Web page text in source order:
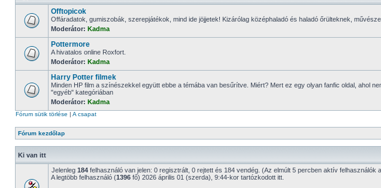
Offtopicok
Offáradatok, gumiszobák, szerepjátékok, mind ide jöjjetek! Kizárólag középhaladó és haladó őrülteknek,
Moderátor: Kadma
Pottermore
A hivatalos online Roxfort.
Moderátor: Kadma
Harry Potter filmek
Minden HP film a színészekkel együtt ebbe a témába van besűrítve. Miért? Mert ez egy olyan fanfic oldal, ahol
"egyéb" kategóriában
Moderátor: Kadma
Fórum sütik törlése | A csapat
Fórum kezdőlap
Ki van itt
Jelenleg 184 felhasználó van jelen: 0 regisztrált, 0 rejtett és 184 vendég. (Az elmúlt 5 percben aktív felhasználók
A legtöbb felhasználó (1396 fő) 2026 április 01 (szerda), 9:44-kor tartózkodott itt.